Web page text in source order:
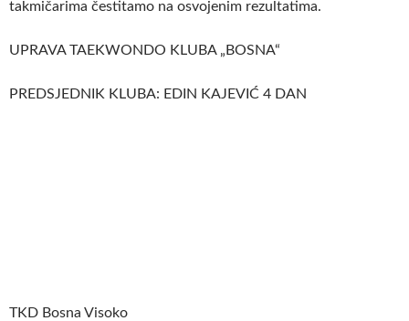
takmičarima čestitamo na osvojenim rezultatima.
UPRAVA TAEKWONDO KLUBA „BOSNA“
PREDSJEDNIK KLUBA: EDIN KAJEVIĆ 4 DAN
TKD Bosna Visoko